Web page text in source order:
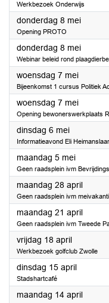
Werkbezoek Onderwijs
donderdag 8 mei2025
Opening PROTO
donderdag 8 mei2025
Webinar beleid rond
woensdag 7 mei2025
Bijeenkomst 1 cursus Politiek
woensdag 7 mei2025
Opening bewonerswerkplaats
dinsdag 6 mei2025
Informatieavond Eli
maandag 5 mei2025
Geen raadsplein ivm
maandag 28 april2025
Geen raadsplein ivm
maandag 21 april2025
Geen raadsplein ivm Tweede
vrijdag 18 april2025
Werkbezoek golfclub Zwolle
dinsdag 15 april2025
Stadshartcafé
maandag 14 april2025